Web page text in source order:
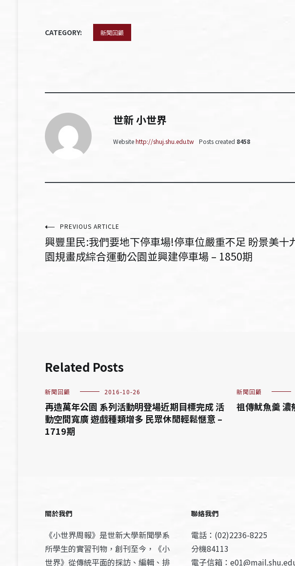
CATEGORY: 新聞回顧
世新 小世界
Websitehttp://shuj.shu.edu.tw Posts created 8458
文
章
PREVIOUS ARTICLE
興豐里民:我們要地下停車場!停車位嚴重不足 盼景美十
園規畫成綜合運動公園並興建停車場 – 1850期
Related Posts
新聞回顧 2016-10-26
再造萬年公園 系列活動明登場近期目標完成 活
動空間寬廣 遊戲種類增多 民眾休閒輕鬆愜意 –
1719期
新聞回顧
祖傳魷魚羹 濃
關於我們
《小世界周報》是世新大學新聞學系
所學生的實習刊物，創刊至今，《小
世界》從傳統平面的採訪、編輯、排
聯絡我們
電話：(02)2236-8225
分機84113
電子信箱：